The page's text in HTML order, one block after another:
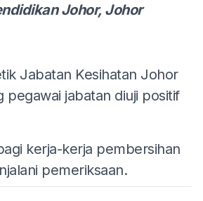
Johor, Johor
Jabatan Kesihatan Johor
pegawai jabatan diuji positif
kerja-kerja pembersihan
pemeriksaan.